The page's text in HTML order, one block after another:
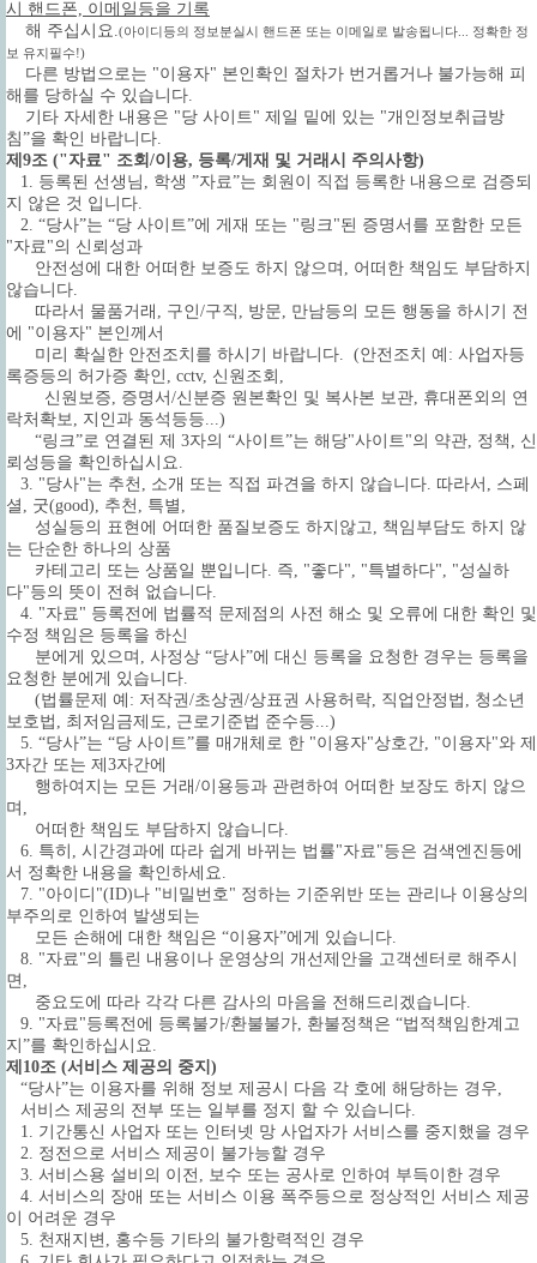
시 핸드폰, 이메일등을 기록
해 주십시요.(아이디등의 정보분실시 핸드폰 또는 이메일로 발송됩니다... 정확한 정
보 유지필수!)
다른 방법으로는 "이용자" 본인확인 절차가 번거롭거나 불가능해 피
해를 당하실 수 있습니다.
기타 자세한 내용은 "당 사이트" 제일 밑에 있는 "개인정보취급방
침”을 확인 바랍니다.
제9조 ("자료" 조회/이용, 등록/게재 및 거래시 주의사항)
1. 등록된 선생님, 학생 ”자료”는 회원이 직접 등록한 내용으로 검증되
지 않은 것 입니다.
2. “당사”는 “당 사이트”에 게재 또는 "링크"된 증명서를 포함한 모든
"자료"의 신뢰성과
안전성에 대한 어떠한 보증도 하지 않으며, 어떠한 책임도 부담하지
않습니다.
따라서 물품거래, 구인/구직, 방문, 만남등의 모든 행동을 하시기 전
에 "이용자" 본인께서
미리 확실한 안전조치를 하시기 바랍니다. (안전조치 예: 사업자등
록증등의 허가증 확인, cctv, 신원조회,
신원보증, 증명서/신분증 원본확인 및 복사본 보관, 휴대폰외의 연
락처확보, 지인과 동석등등...)
“링크”로 연결된 제 3자의 “사이트”는 해당"사이트"의 약관, 정책, 신
뢰성등을 확인하십시요.
3. "당사"는 추천, 소개 또는 직접 파견을 하지 않습니다. 따라서, 스페
셜, 굿(good), 추천, 특별,
성실등의 표현에 어떠한 품질보증도 하지않고, 책임부담도 하지 않
는 단순한 하나의 상품
카테고리 또는 상품일 뿐입니다. 즉, "좋다", "특별하다", "성실하
다"등의 뜻이 전혀 없습니다.
4. "자료" 등록전에 법률적 문제점의 사전 해소 및 오류에 대한 확인 및
수정 책임은 등록을 하신
분에게 있으며, 사정상 “당사”에 대신 등록을 요청한 경우는 등록을
요청한 분에게 있습니다.
(법률문제 예: 저작권/초상권/상표권 사용허락, 직업안정법, 청소년
보호법, 최저임금제도, 근로기준법 준수등...)
5. “당사”는 “당 사이트”를 매개체로 한 "이용자"상호간, "이용자"와 제
3자간 또는 제3자간에
행하여지는 모든 거래/이용등과 관련하여 어떠한 보장도 하지 않으
며,
어떠한 책임도 부담하지 않습니다.
6. 특히, 시간경과에 따라 쉽게 바뀌는 법률"자료"등은 검색엔진등에
서 정확한 내용을 확인하세요.
7. "아이디"(ID)나 "비밀번호" 정하는 기준위반 또는 관리나 이용상의
부주의로 인하여 발생되는
모든 손해에 대한 책임은 “이용자”에게 있습니다.
8. "자료"의 틀린 내용이나 운영상의 개선제안을 고객센터로 해주시
면,
중요도에 따라 각각 다른 감사의 마음을 전해드리겠습니다.
9. "자료"등록전에 등록불가/환불불가, 환불정책은 “법적책임한계고
지”를 확인하십시요.
제10조 (서비스 제공의 중지)
“당사”는 이용자를 위해 정보 제공시 다음 각 호에 해당하는 경우,
서비스 제공의 전부 또는 일부를 정지 할 수 있습니다.
1. 기간통신 사업자 또는 인터넷 망 사업자가 서비스를 중지했을 경우
2. 정전으로 서비스 제공이 불가능할 경우
3. 서비스용 설비의 이전, 보수 또는 공사로 인하여 부득이한 경우
4. 서비스의 장애 또는 서비스 이용 폭주등으로 정상적인 서비스 제공
이 어려운 경우
5. 천재지변, 홍수등 기타의 불가항력적인 경우